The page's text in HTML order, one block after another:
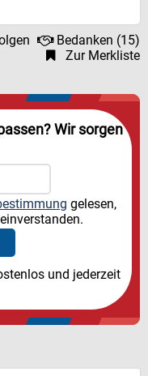
Bedanken (15)
Zur Merkliste
Wir sorgen
gelesen,
und jederzeit